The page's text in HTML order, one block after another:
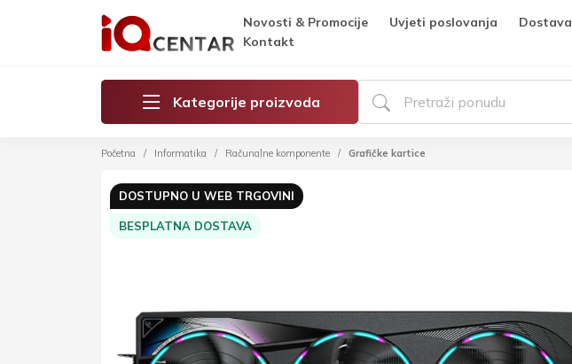
Novosti & Promocije Uvjeti poslovanja Dostava
Kontakt
Kategorije proizvoda
Početna Informatika Računalne komponente Grafičke kartice
DOSTUPNO U WEB TRGOVINI
BESPLATNA DOSTAVA